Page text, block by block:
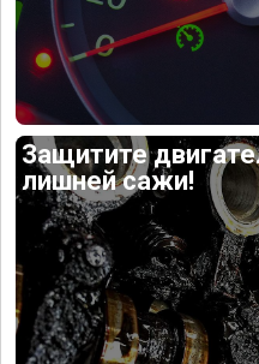
Защитите
лишней сажи!